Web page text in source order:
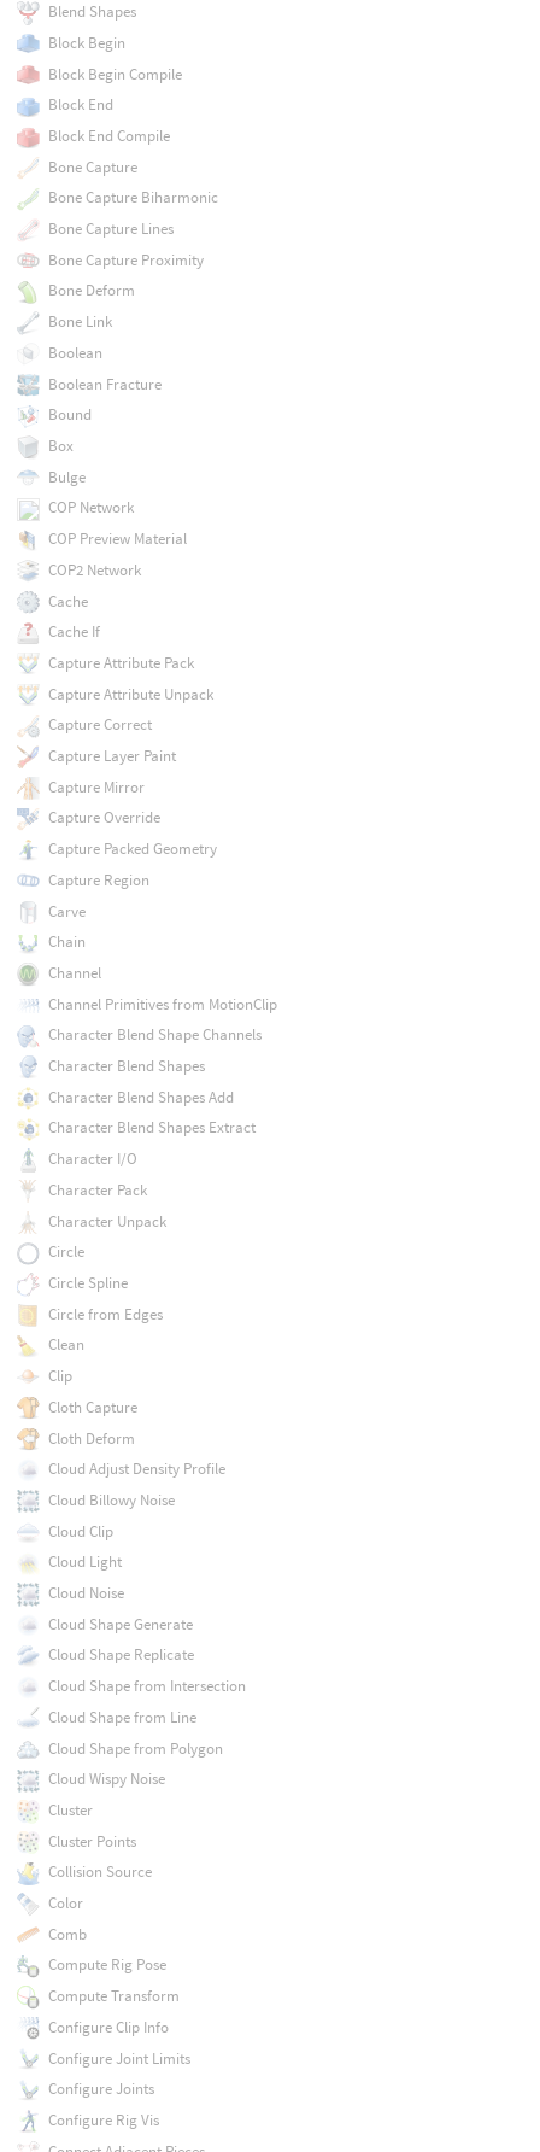
Blend Shapes
Block Begin
Block Begin Compile
Block End
Block End Compile
Bone Capture
Bone Capture Biharmonic
Bone Capture Lines
Bone Capture Proximity
Bone Deform
Bone Link
Boolean
Boolean Fracture
Bound
Box
Bulge
COP Network
COP Preview Material
COP2 Network
Cache
Cache If
Capture Attribute Pack
Capture Attribute Unpack
Capture Correct
Capture Layer Paint
Capture Mirror
Capture Override
Capture Packed Geometry
Capture Region
Carve
Chain
Channel
Channel Primitives from MotionClip
Character Blend Shape Channels
Character Blend Shapes
Character Blend Shapes Add
Character Blend Shapes Extract
Character I/O
Character Pack
Character Unpack
Circle
Circle Spline
Circle from Edges
Clean
Clip
Cloth Capture
Cloth Deform
Cloud Adjust Density Profile
Cloud Billowy Noise
Cloud Clip
Cloud Light
Cloud Noise
Cloud Shape Generate
Cloud Shape Replicate
Cloud Shape from Intersection
Cloud Shape from Line
Cloud Shape from Polygon
Cloud Wispy Noise
Cluster
Cluster Points
Collision Source
Color
Comb
Compute Rig Pose
Compute Transform
Configure Clip Info
Configure Joint Limits
Configure Joints
Configure Rig Vis